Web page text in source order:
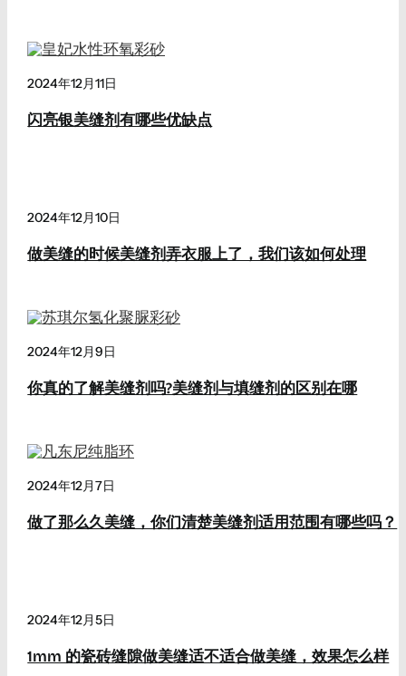
2024年12月11日
闪亮银美缝剂有哪些优缺点
2024年12月10日
做美缝的时候美缝剂弄衣服上了，我们该如何处理
2024年12月9日
你真的了解美缝剂吗?美缝剂与填缝剂的区别在哪
2024年12月7日
做了那么久美缝，你们清楚美缝剂适用范围有哪些吗？
2024年12月5日
1mm 的瓷砖缝隙做美缝适不适合做美缝，效果怎么样